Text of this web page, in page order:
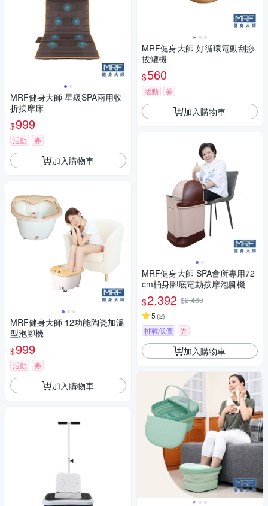
MRF健身大師 星級SPA兩用收
折按摩床
$999
活動 券
加入購物車
MRF健身大師 12功能陶瓷加溫
型泡腳機
$999
活動 券
加入購物車
MRF健身大師 好循環電動刮痧
拔罐機
$560
活動 券
加入購物車
MRF健身大師 SPA會所專用72
cm桶身腳底電動按摩泡腳機
$2,392 $2,480
5 (2)
挑戰低價 券
加入購物車